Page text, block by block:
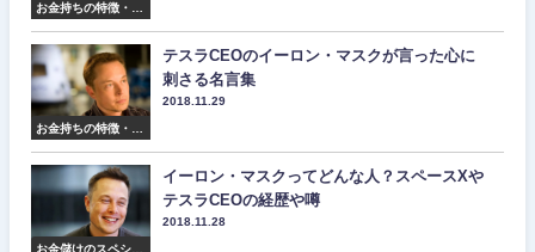
お金持ちの特徴・マ
お金持ちの特徴・マ
テスラCEOのイーロン・マスクが言った心に
刺さる名言集
2018.11.29
お金儲けのスペシャ
イーロン・マスクってどんな人？スペースXや
テスラCEOの経歴や噂
2018.11.28